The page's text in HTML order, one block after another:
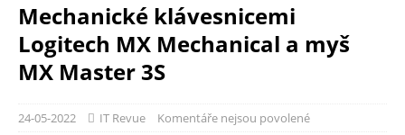
Mechanické klávesnicemi
Logitech MX Mechanical a myš
MX Master 3S
24-05-2022 IT Revue Komentáře nejsou povolené